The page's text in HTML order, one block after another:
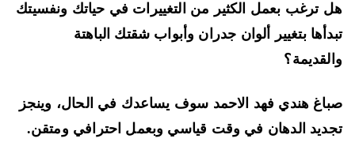
ترغب بعمل الكثير من التغييرات في حياتك ونفسيتك
بتغيير ألوان جدران وأبواب شقتك الباهتة
هندي فهد الاحمد سوف يساعدك في الحال، وينجز
الدهان في وقت قياسي وبعمل احترافي ومتقن.